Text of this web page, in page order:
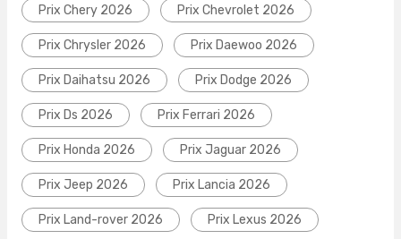
Prix Chery 2026 Prix Chevrolet 2026
Prix Chrysler 2026 Prix Daewoo 2026
Prix Daihatsu 2026 Prix Dodge 2026
Prix Ds 2026 Prix Ferrari 2026
Prix Honda 2026 Prix Jaguar 2026
Prix Jeep 2026 Prix Lancia 2026
Prix Land-rover 2026 Prix Lexus 2026